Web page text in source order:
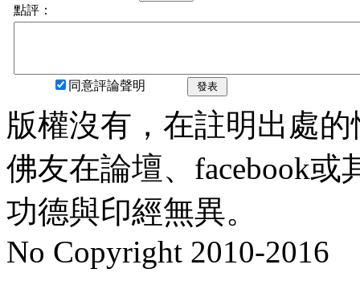
點評：
同意評論聲明 發表
版權沒有，在註明出處
佛友在論壇、facebook
功德與印經無異。
No Copyright 2010-2016